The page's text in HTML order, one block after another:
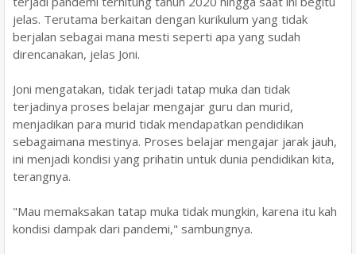
jelas. Terutama berkaitan dengan kurikulum yang tidak
berjalan sebagai mana mesti seperti apa yang sudah
direncanakan, jelas Joni.
Joni mengatakan, tidak terjadi tatap muka dan tidak
terjadinya proses belajar mengajar guru dan murid,
menjadikan para murid tidak mendapatkan pendidikan
sebagaimana mestinya. Proses belajar mengajar jarak jauh,
ini menjadi kondisi yang prihatin untuk dunia pendidikan kita,
terangnya.
"Mau memaksakan tatap muka tidak mungkin, karena itu kah
kondisi dampak dari pandemi," sambungnya.